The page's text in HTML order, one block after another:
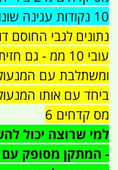
10 נקודות עגינה שונות
נתונים לגבי החוסם
עובי 10 ממ -
ומשתלבת עם המנעול
ביחד עם אותו
מס קדחים 6